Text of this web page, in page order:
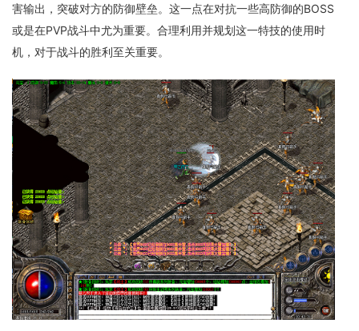
害输出，突破对方的防御壁垒。这一点在对抗一些高防御的BOSS
或是在PVP战斗中尤为重要。合理利用并规划这一特技的使用时
机，对于战斗的胜利至关重要。